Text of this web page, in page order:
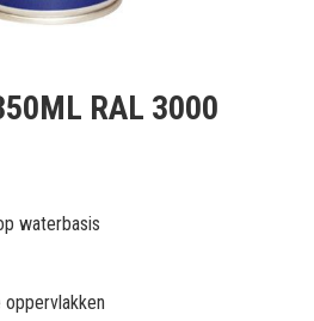
RAL 3000
waterbasis